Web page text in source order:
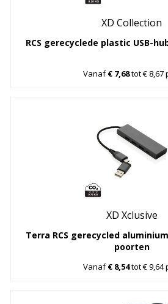
XD Collection
RCS gerecyclede plastic USB-
Vanaf€ 7,68tot € 8,67
XD Xclusive
Terra RCS gerecycled
poorten
Vanaf€ 8,54tot € 9,64